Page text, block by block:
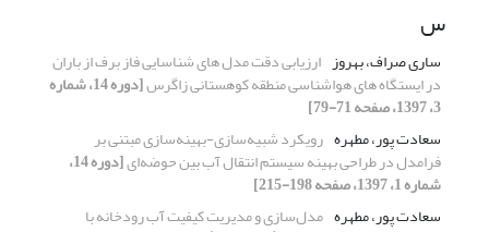
س
ساری صراف، بهروز ارزیابی دقت مدل های شناسایی فاز برف از باران
در ایستگاه های هواشناسی منطقه کوهستانی زاگرس [دوره 14، شماره
3، 1397، صفحه 71-79]
سعادت پور، مطهره رویکرد شبیه‌سازی-بهینه‌سازی مبتنی بر
فرامدل در طراحی بهینه سیستم انتقال آب بین حوضه‌ای [دوره 14،
شماره 1، 1397، صفحه 198-215]
سعادت پور، مطهره مدل‌سازی و مدیریت کیفیت آب رودخانه با